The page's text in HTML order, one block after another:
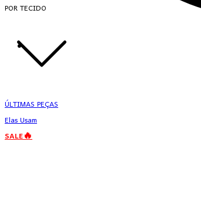
POR TECIDO
ÚLTIMAS PEÇAS
Elas Usam
SALE🔥